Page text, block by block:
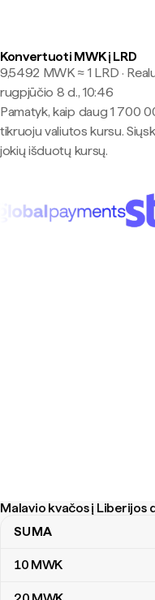
Konvertuoti MWK į LRD
9,5492 MWK ≈ 1 LRD ·
rugpjūčio 8 d., 10:46
Pamatyk, kaip daug 1 700
tikruoju valiutos kursu.
jokių išduotų kursų.
Malavio kvačos į
Malavio kvačos į Liberijos
SUMA
10 MWK